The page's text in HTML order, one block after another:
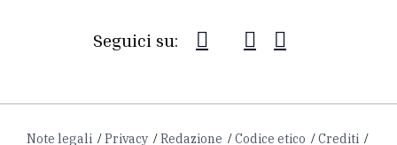
Seguici su:
Note legali Privacy Redazione Codice etico Crediti